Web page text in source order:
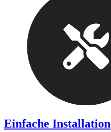
Einfache Installation